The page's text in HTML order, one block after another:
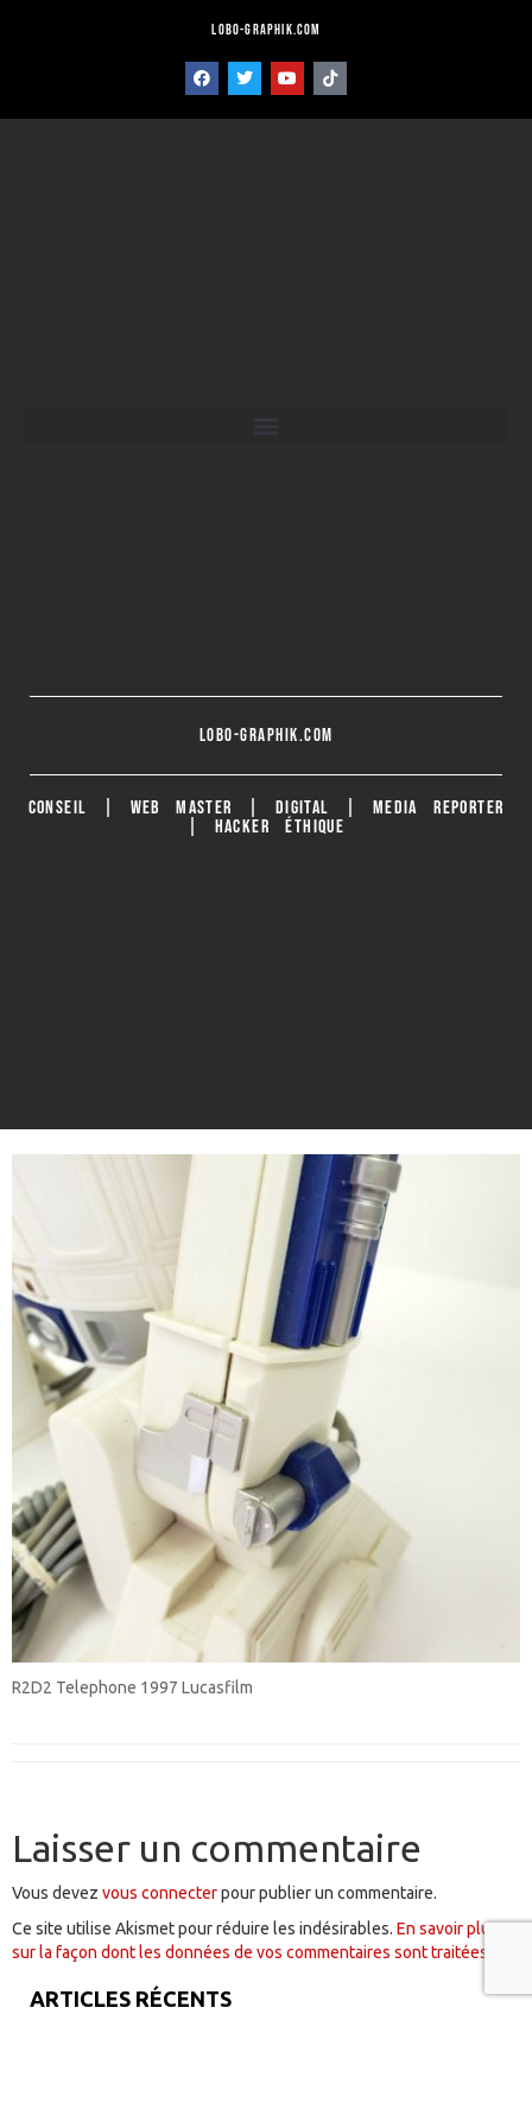
lobo-graphik.com
lobo-graphik.com
CONSEIL | WEB MASTER | DIGITAL | MEDIA REPORTER
| HACKER ÉTHIQUE
R2D2 Telephone 1997 Lucasfilm
Laisser un commentaire
Vous devez vous connecterpour publier un commentaire.
Ce site utilise Akismet pour réduire les indésirables. En savoir plus
sur la façon dont les données de vos commentaires sont traitées
ARTICLES RÉCENTS